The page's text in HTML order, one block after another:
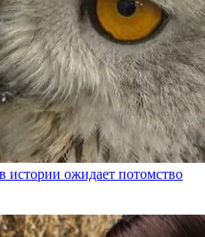
истории ожидает потомство